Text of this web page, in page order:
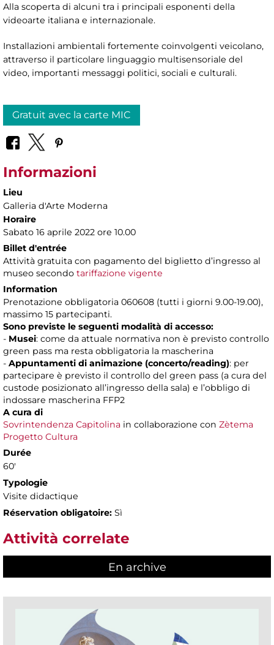
Alla scoperta di alcuni tra i principali esponenti della
videoarte italiana e internazionale.
Installazioni ambientali fortemente coinvolgenti veicolano,
attraverso il particolare linguaggio multisensoriale del
video, importanti messaggi politici, sociali e culturali.
Gratuit avec la carte MIC
Informazioni
Lieu
Galleria d'Arte Moderna
Horaire
Sabato 16 aprile 2022 ore 10.00
Billet d'entrée
Attività gratuita con pagamento del biglietto d’ingresso al
museo secondo tariffazione vigente
Information
Prenotazione obbligatoria 060608 (tutti i giorni 9.00-19.00),
massimo 15 partecipanti.
Sono previste le seguenti modalità di accesso:
- Musei: come da attuale normativa non è previsto controllo
green pass ma resta obbligatoria la mascherina
- Appuntamenti di animazione (concerto/reading): per
partecipare è previsto il controllo del green pass (a cura del
custode posizionato all’ingresso della sala) e l’obbligo di
indossare mascherina FFP2
A cura di
Sovrintendenza Capitolina in collaborazione con Zètema
Progetto Cultura
Durée
60'
Typologie
Visite didactique
Réservation obligatoire: Sì
Attività correlate
En archive